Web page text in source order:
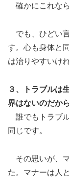
確かにこれな
でも、ひどい
す。心も身体と
は治りやすいけ
３、トラブルは
界はないのだか
誰でもトラブ
同じです。
その思いが、
た。マナーは人